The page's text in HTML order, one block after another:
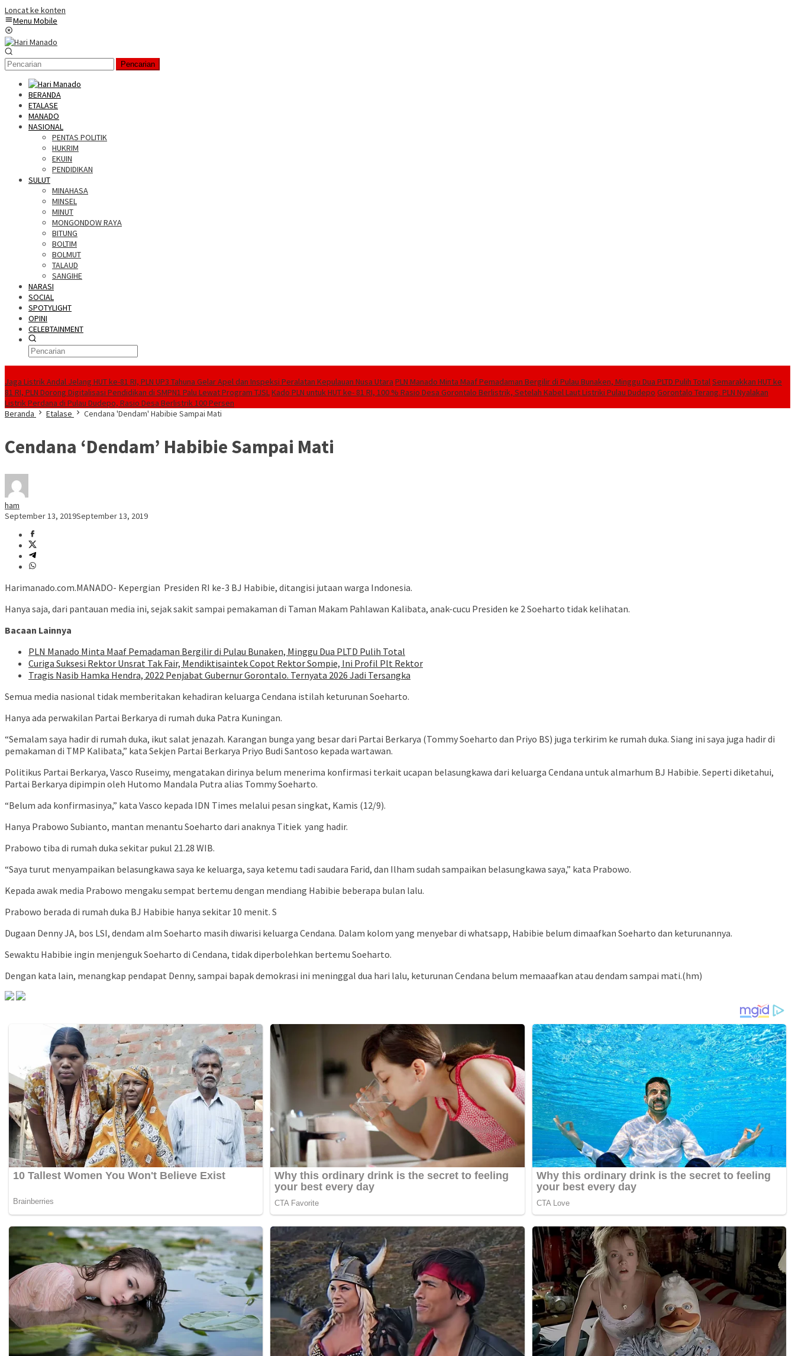
Loncat ke konten
Menu Mobile
Pencarian
BERANDA
ETALASE
MANADO
NASIONAL
PENTAS POLITIK
HUKRIM
EKUIN
PENDIDIKAN
SULUT
MINAHASA
MINSEL
MINUT
MONGONDOW RAYA
BITUNG
BOLTIM
BOLMUT
TALAUD
SANGIHE
NARASI
SOCIAL
SPOTYLIGHT
OPINI
CELEBTAINMENT
Jaga Listrik Andal Jelang HUT ke-81 RI, PLN UP3 Tahuna Gelar Apel dan Inspeksi Peralatan Kepulauan Nusa Utara PLN Manado Minta Maaf Pemadaman Bergilir di Pulau Bunaken, Minggu Dua PLTD Pulih TotalSemarakkan HUT ke
81 RI, PLN Dorong Digitalisasi Pendidikan di SMPN1 Palu Lewat Program TJSLKado PLN untuk HUT ke- 81 RI, 100 % Rasio Desa Gorontalo Berlistrik, Setelah Kabel Laut Listriki Pulau Dudepo Gorontalo Terang. PLN Nyalakan
Listrik Perdana di Pulau Dudepo, Rasio Desa Berlistrik 100 Persen
Beranda
Etalase Cendana 'Dendam' Habibie Sampai Mati
Cendana ‘Dendam’ Habibie Sampai Mati
ham
September 13, 2019September 13, 2019
Harimanado.com.MANADO- Kepergian Presiden RI ke-3 BJ Habibie, ditangisi jutaan warga Indonesia.
Hanya saja, dari pantauan media ini, sejak sakit sampai pemakaman di Taman Makam Pahlawan Kalibata, anak-cucu Presiden ke 2 Soeharto tidak kelihatan.
Bacaan Lainnya
PLN Manado Minta Maaf Pemadaman Bergilir di Pulau Bunaken, Minggu Dua PLTD Pulih Total
Curiga Suksesi Rektor Unsrat Tak Fair, Mendiktisaintek Copot Rektor Sompie, Ini Profil Plt Rektor
Tragis Nasib Hamka Hendra, 2022 Penjabat Gubernur Gorontalo. Ternyata 2026 Jadi Tersangka
Semua media nasional tidak memberitakan kehadiran keluarga Cendana istilah keturunan Soeharto.
Hanya ada perwakilan Partai Berkarya di rumah duka Patra Kuningan.
“Semalam saya hadir di rumah duka, ikut salat jenazah. Karangan bunga yang besar dari Partai Berkarya (Tommy Soeharto dan Priyo BS) juga terkirim ke rumah duka. Siang ini saya juga hadir di
pemakaman di TMP Kalibata,” kata Sekjen Partai Berkarya Priyo Budi Santoso kepada wartawan.
Politikus Partai Berkarya, Vasco Ruseimy, mengatakan dirinya belum menerima konfirmasi terkait ucapan belasungkawa dari keluarga Cendana untuk almarhum BJ Habibie. Seperti diketahui,
Partai Berkarya dipimpin oleh Hutomo Mandala Putra alias Tommy Soeharto.
“Belum ada konfirmasinya,” kata Vasco kepada IDN Times melalui pesan singkat, Kamis (12/9).
Hanya Prabowo Subianto, mantan menantu Soeharto dari anaknya Titiek yang hadir.
Prabowo tiba di rumah duka sekitar pukul 21.28 WIB.
“Saya turut menyampaikan belasungkawa saya ke keluarga, saya ketemu tadi saudara Farid, dan Ilham sudah sampaikan belasungkawa saya,” kata Prabowo.
Kepada awak media Prabowo mengaku sempat bertemu dengan mendiang Habibie beberapa bulan lalu.
Prabowo berada di rumah duka BJ Habibie hanya sekitar 10 menit. S
Dugaan Denny JA, bos LSI, dendam alm Soeharto masih diwarisi keluarga Cendana. Dalam kolom yang menyebar di whatsapp, Habibie belum dimaafkan Soeharto dan keturunannya.
Sewaktu Habibie ingin menjenguk Soeharto di Cendana, tidak diperbolehkan bertemu Soeharto.
Dengan kata lain, menangkap pendapat Denny, sampai bapak demokrasi ini meninggal dua hari lalu, keturunan Cendana belum memaaafkan atau dendam sampai mati.(hm)